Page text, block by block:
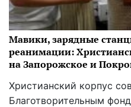
Мавики, зарядные
реанимации:
на Запорожское и
Христианский корпус
Благотворительным